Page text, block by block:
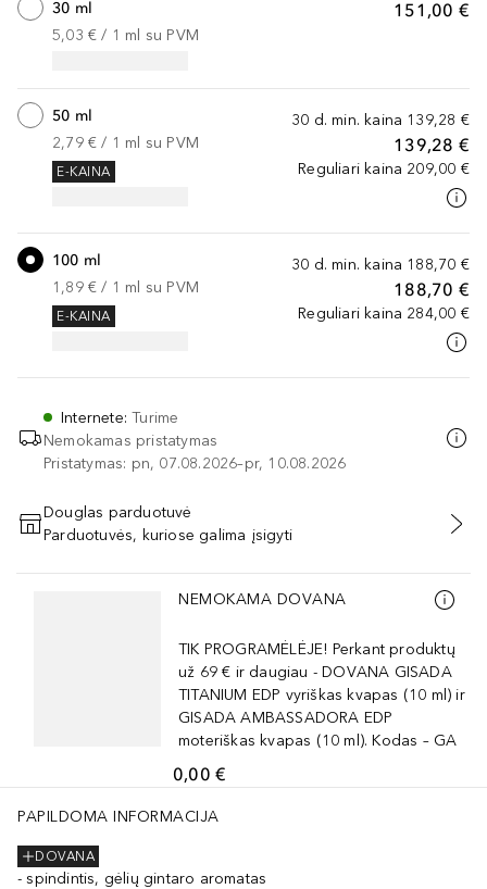
151,00 €
30 ml
5,03 € / 1 ml su PVM
30 d. min. kaina 139,28 €
139,28 €
Reguliari kaina 209,00 €
50 ml
2,79 € / 1 ml su PVM
E-KAINA
30 d. min. kaina 188,70 €
188,70 €
Reguliari kaina 284,00 €
100 ml
1,89 € / 1 ml su PVM
E-KAINA
Internete:Turime
Nemokamas pristatymas
Pristatymas: pn, 07.08.2026–pr, 10.08.2026
PRIDĖTI Į KREPŠELĮ
Douglas parduotuvė
Parduotuvės, kuriose galima įsigyti
Praleisti slankiklį
NEMOKAMA DOVANA
TIK PROGRAMĖLĖJE! Perkant produktų
už 69 € ir daugiau - DOVANA GISADA
TITANIUM EDP vyriškas kvapas (10 ml) ir
GISADA AMBASSADORA EDP
moteriškas kvapas (10 ml). Kodas – GA
0,00 €
PAPILDOMA INFORMACIJA
DOVANA
spindintis, gėlių gintaro aromatas